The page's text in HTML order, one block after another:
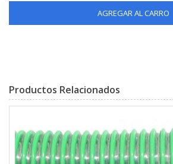
AGREGAR AL CARRO
Productos Relacionados